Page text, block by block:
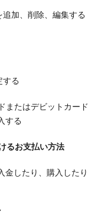
加、削除、編集する
る
またはデビットカード
する
るお支払い方法
したり、購入したり